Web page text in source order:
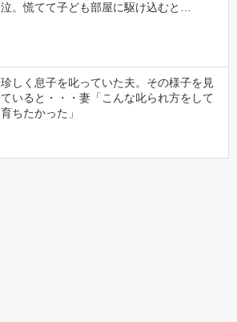
泣。慌てて子ども部屋に駆け込むと…
珍しく息子を叱っていた夫。その様子を見
ていると・・・妻「こんな叱られ方をして
育ちたかった」